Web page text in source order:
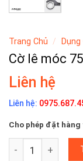
Trang Chủ /
Cờ lê móc
Liên hệ
Liên hệ:
Cho phép đặt
Cờ lê móc 75-